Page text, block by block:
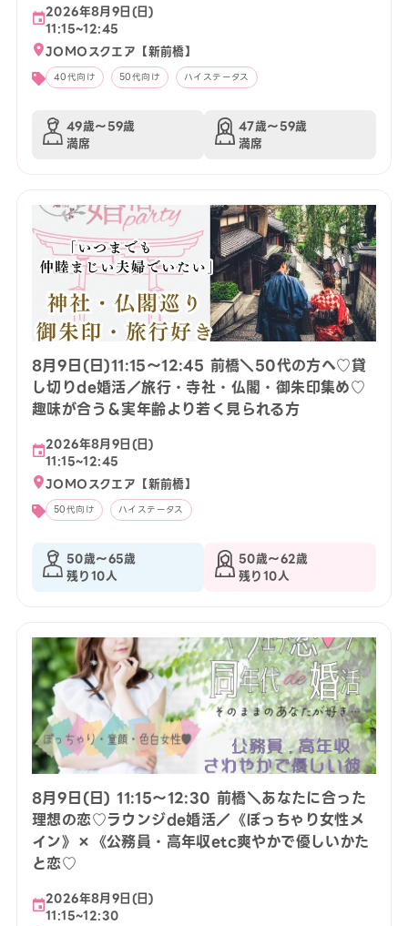
2026年8月9日(日)
11:15~12:45
JOMOスクエア【新前橋】
40代向け 50代向け ハイステータス
49歳〜59歳
満席
47歳〜59歳
満席
8月9日(日)11:15〜12:45 前橋＼50代の方へ♡貸
し切りde婚活／旅行・寺社・仏閣・御朱印集め♡
趣味が合う＆実年齢より若く見られる方
2026年8月9日(日)
11:15~12:45
JOMOスクエア【新前橋】
50代向け ハイステータス
50歳〜65歳
残り10人
50歳〜62歳
残り10人
8月9日(日) 11:15〜12:30 前橋＼あなたに合った
理想の恋♡ラウンジde婚活／《ぽっちゃり女性メ
イン》×《公務員・高年収etc爽やかで優しいかた
と恋♡
2026年8月9日(日)
11:15~12:30